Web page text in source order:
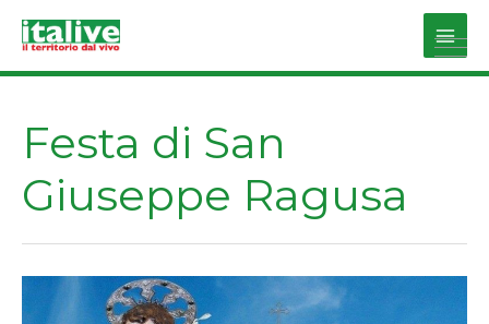
Main
Festa di San
Giuseppe Ragusa